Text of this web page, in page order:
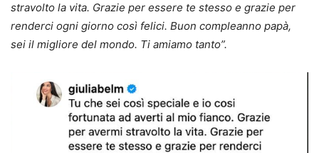
stravolto la vita. Grazie per essere te stesso e grazie per
renderci ogni giorno così felici. Buon compleanno papà,
sei il migliore del mondo. Ti amiamo tanto”.